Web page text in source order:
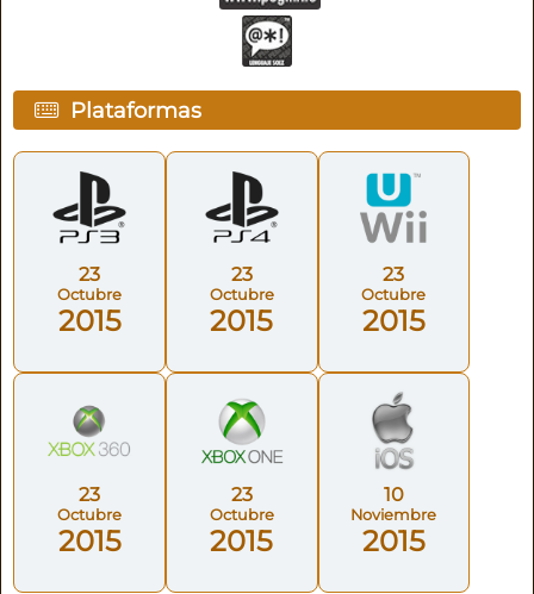
Plataformas
23
Octubre
2015
23
Octubre
2015
23
Octubre
2015
23
Octubre
2015
23
Octubre
2015
10
Noviembre
2015